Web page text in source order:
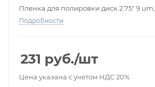
Пленка для полировки диск 2.75" 9
Подробности
231 руб./шт
Цена указана с учетом НДС 20%